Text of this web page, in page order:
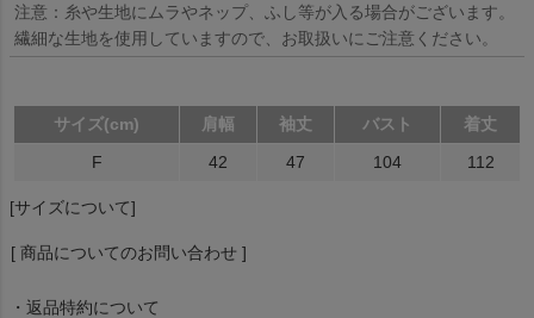
注意：糸や生地にムラやネップ、ふし等が入る場合がございます。
繊細な生地を使用していますので、お取扱いにご注意ください。
サイズ(cm) 肩幅 袖丈 バスト
着丈
F
42 47 104 112
[サイズについて]
[ 商品についてのお問い合わせ ]
・返品特約について